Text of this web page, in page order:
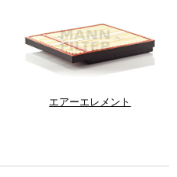
エアーエレメント